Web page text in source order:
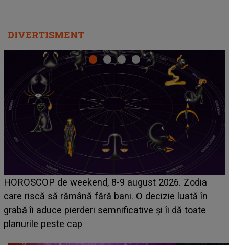
DIVERTISMENT
Emanuel a ținut ACEST DETALIU ASCUNS până
acum! În fața Alexandrei, concurentul din Casa Iubirii
face o MĂRTURISIRE NEAȘTEPTATĂ despre mama
sa: "I-am spus și ei în față, eu nu te iubesc pentru